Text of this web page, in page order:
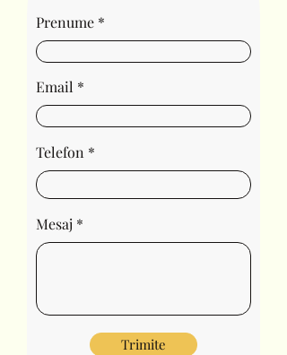
Prenume
Email
Telefon
Mesaj
Trimite